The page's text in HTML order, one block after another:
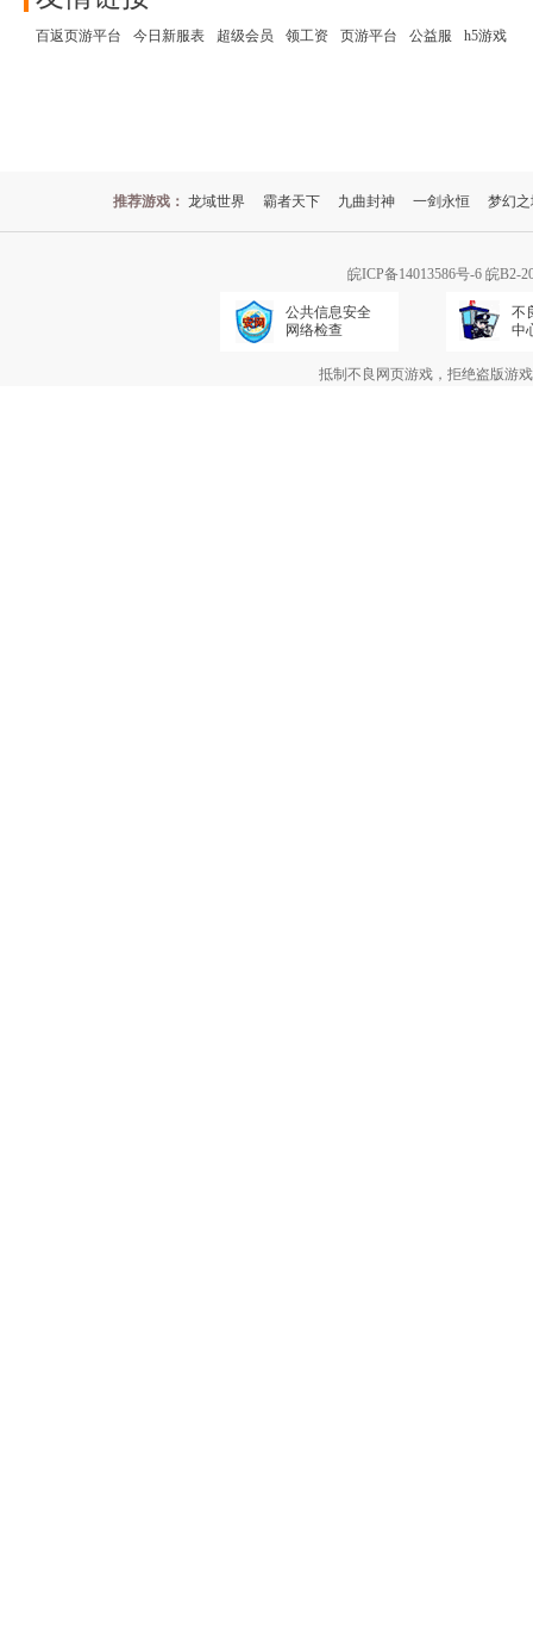
百返页游平台 今日新服表 超级会员 领工资 页游平台 公益服 h5游戏
推荐游戏： 龙域世界 霸者天下 九曲封神 一剑永恒 梦幻
皖ICP备14013586号-6 皖B2-
公共信息安全
网络检查
不
中
抵制不良网页游戏，拒绝盗版游